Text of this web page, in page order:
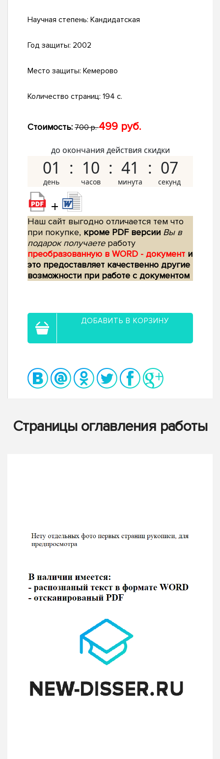
Научная степень: Кандидатская
Год защиты: 2002
Место защиты: Кемерово
Количество страниц: 194 с.
Стоимость: 700 р.499 руб.
до окончания действия скидки
01 10 41 06
+
Наш сайт выгодно отличается тем что
при покупке, кроме PDF версии Вы в
подарок получаетеработу
преобразованную в WORD - документ и
это предоставляет качественно другие
возможности при работе с документом
ДОБАВИТЬ В КОРЗИНУ
Страницы оглавления работы